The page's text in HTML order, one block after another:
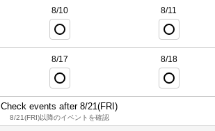
8/10 8/11
8/17 8/18
Check events after 8/21(FRI)
8/21(FRI)以降のイベントを確認